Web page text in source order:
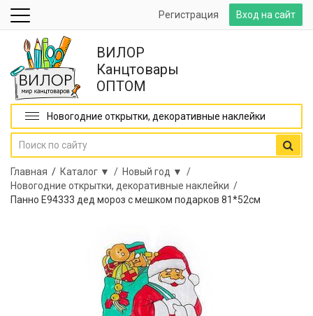
Вход на сайт
Регистрация
ВИЛОР
Канцтовары
ОПТОМ
Новогодние открытки, декоративные наклейки
Главная / Каталог ▼ / Новый год ▼ /
Новогодние открытки, декоративные наклейки /
Панно Е94333 дед мороз с мешком подарков 81*52см